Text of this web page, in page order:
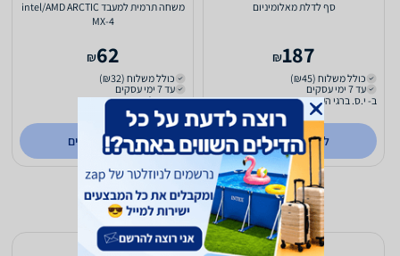
סף לדלת מאלומיניום
187
₪
כולל משלוח (₪45)
עד 7 ימי עסקים
ב- י.ס. ברגי העמק
לפרטים נוספים
משחה תרמית למעבד intel/AMD ARCTIC
MX-4
62
₪
כולל משלוח (₪32)
עד 7 ימי עסקים
ב- נוריאל מחשבים
לפרטים נוספים